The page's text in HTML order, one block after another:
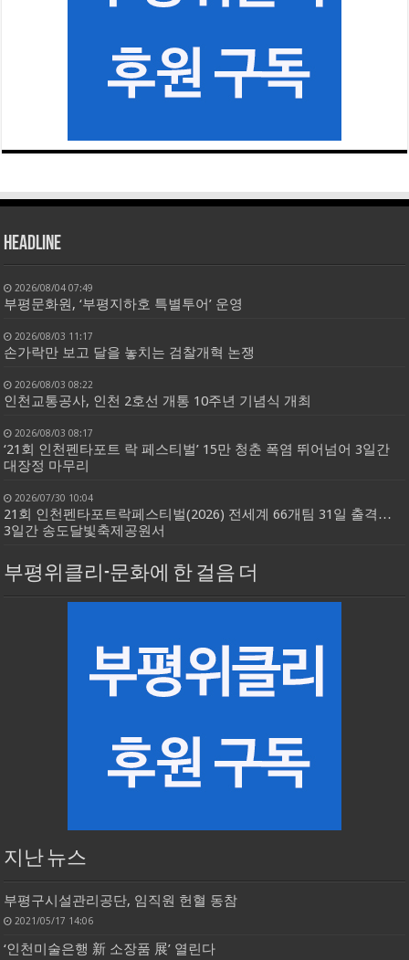
HEADLINE
2026/08/04 07:49
부평문화원, ‘부평지하호 특별투어’ 운영
2026/08/03 11:17
손가락만 보고 달을 놓치는 검찰개혁 논쟁
2026/08/03 08:22
인천교통공사, 인천 2호선 개통 10주년 기념식 개최
2026/08/03 08:17
‘21회 인천펜타포트 락 페스티벌’ 15만 청춘 폭염 뛰어넘어 3일간
대장정 마무리
2026/07/30 10:04
21회 인천펜타포트락페스티벌(2026) 전세계 66개팀 31일 출격…
3일간 송도달빛축제공원서
부평위클리-문화에 한 걸음 더
지난 뉴스
부평구시설관리공단, 임직원 헌혈 동참
2021/05/17 14:06
‘인천미술은행 新 소장품 展’ 열린다